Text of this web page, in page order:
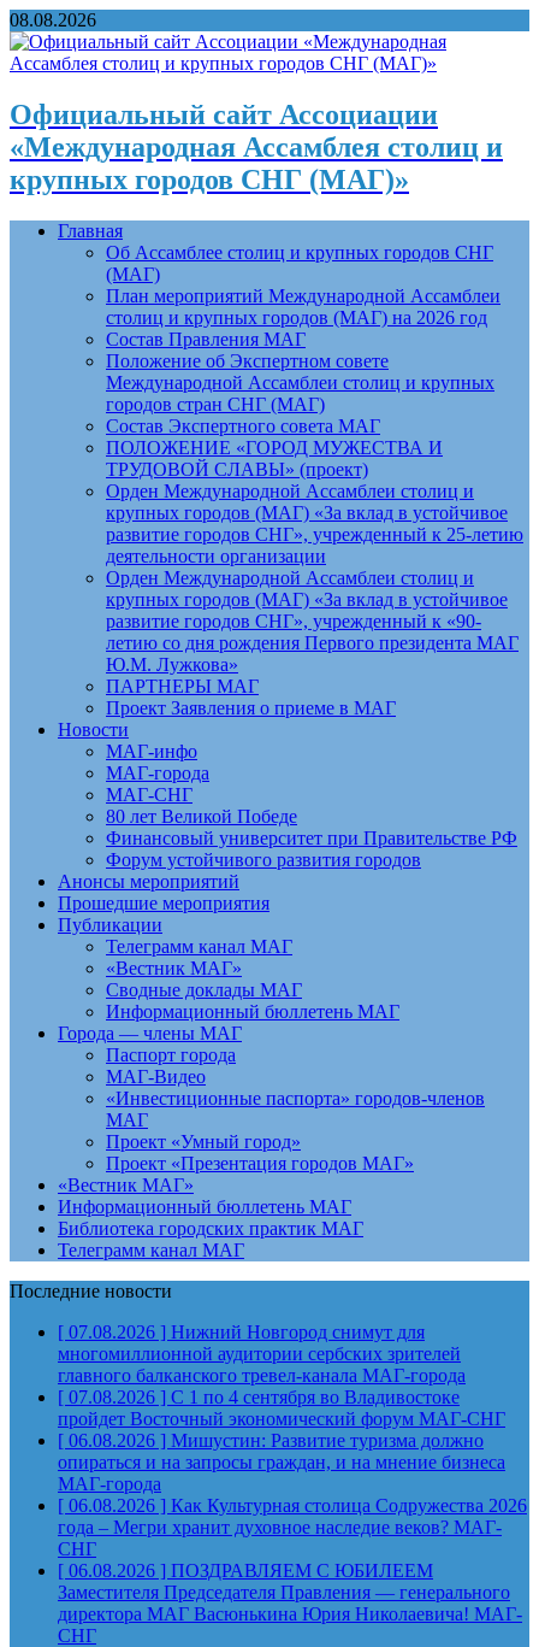
08.08.2026
Официальный сайт Ассоциации
«Международная Ассамблея столиц и
крупных городов СНГ (МАГ)»
Главная
Об Ассамблее столиц и крупных городов СНГ
(МАГ)
План мероприятий Международной Ассамблеи
столиц и крупных городов (МАГ) на 2026 год
Состав Правления МАГ
Положение об Экспертном совете
Международной Ассамблеи столиц и крупных
городов стран СНГ (МАГ)
Состав Экспертного совета МАГ
ПОЛОЖЕНИЕ «ГОРОД МУЖЕСТВА И
ТРУДОВОЙ СЛАВЫ» (проект)
Орден Международной Ассамблеи столиц и
крупных городов (МАГ) «За вклад в устойчивое
развитие городов СНГ», учрежденный к 25-летию
деятельности организации
Орден Международной Ассамблеи столиц и
крупных городов (МАГ) «За вклад в устойчивое
развитие городов СНГ», учрежденный к «90-
летию со дня рождения Первого президента МАГ
Ю.М. Лужкова»
ПАРТНЕРЫ МАГ
Проект Заявления о приеме в МАГ
Новости
МАГ-инфо
МАГ-города
МАГ-СНГ
80 лет Великой Победе
Финансовый университет при Правительстве РФ
Форум устойчивого развития городов
Анонсы мероприятий
Прошедшие мероприятия
Публикации
Телеграмм канал МАГ
«Вестник МАГ»
Сводные доклады МАГ
Информационный бюллетень МАГ
Города — члены МАГ
Паспорт города
МАГ-Видео
«Инвестиционные паспорта» городов-членов
МАГ
Проект «Умный город»
Проект «Презентация городов МАГ»
«Вестник МАГ»
Информационный бюллетень МАГ
Библиотека городских практик МАГ
Телеграмм канал МАГ
Последние новости
[ 07.08.2026 ] Нижний Новгород снимут для
многомиллионной аудитории сербских зрителей
главного балканского тревел-канала МАГ-города
[ 07.08.2026 ] С 1 по 4 сентября во Владивостоке
пройдет Восточный экономический форум МАГ-СНГ
[ 06.08.2026 ] Мишустин: Развитие туризма должно
опираться и на запросы граждан, и на мнение бизнеса
МАГ-города
[ 06.08.2026 ] Как Культурная столица Содружества 2026
года – Мегри хранит духовное наследие веков? МАГ-
СНГ
[ 06.08.2026 ] ПОЗДРАВЛЯЕМ С ЮБИЛЕЕМ
Заместителя Председателя Правления — генерального
директора МАГ Васюнькина Юрия Николаевича! МАГ-
СНГ